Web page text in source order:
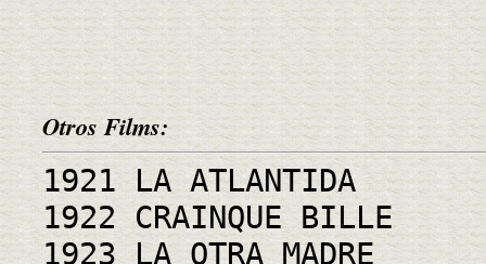
Otros Films:
1921 LA ATLANTIDA
1922 CRAINQUE BILLE
1923 LA OTRA MADRE